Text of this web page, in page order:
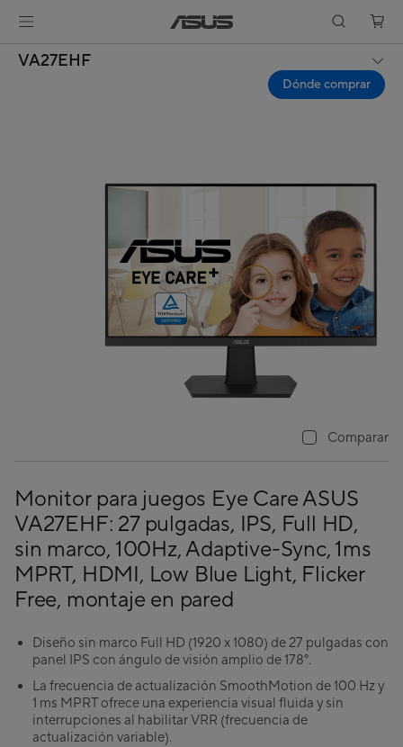
VA27EHF
Dónde comprar
Monitor para juegos Eye Care ASUS
VA27EHF: 27 pulgadas, IPS, Full HD,
sin marco, 100Hz, Adaptive-Sync, 1ms
MPRT, HDMI, Low Blue Light, Flicker
Free, montaje en pared
Diseño sin marco Full HD (1920 x 1080) de 27 pulgadas con
panel IPS con ángulo de visión amplio de 178°.
La frecuencia de actualización SmoothMotion de 100 Hz y
1 ms MPRT ofrece una experiencia visual fluida y sin
interrupciones al habilitar VRR (frecuencia de
actualización variable).
Comparar